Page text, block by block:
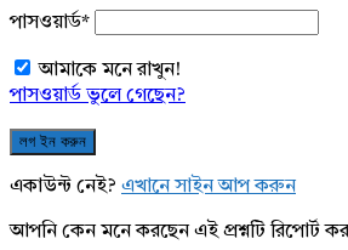
পাসওয়ার্ড*
আমাকে মনে রাখুন!
পাসওয়ার্ড ভুলে গেছেন?
একাউন্ট নেই? এখানে সাইন আপ করুন
আপনি কেন মনে করছেন এই প্রশ্নটি রিপোর্ট